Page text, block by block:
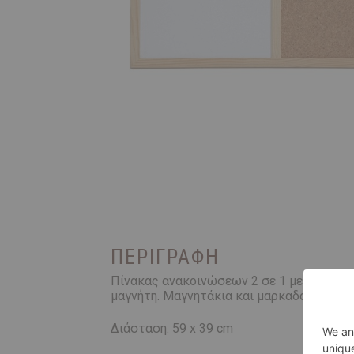
ΠΕΡΙΓΡΑΦΉ
Πίνακας ανακοινώσεων 2 σε 1 με ξύλινο
μαγνήτη. Μαγνητάκια και μαρκαδόρος
Διάσταση: 59 x 39 cm